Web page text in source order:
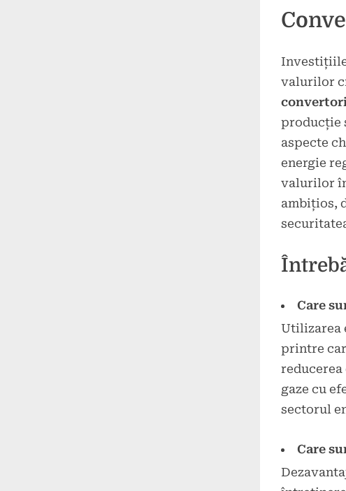
valurilor
producție
aspecte
energie
valurilor
ambițios,
Care
Utilizarea
printre
gaze cu
sectorul
Care